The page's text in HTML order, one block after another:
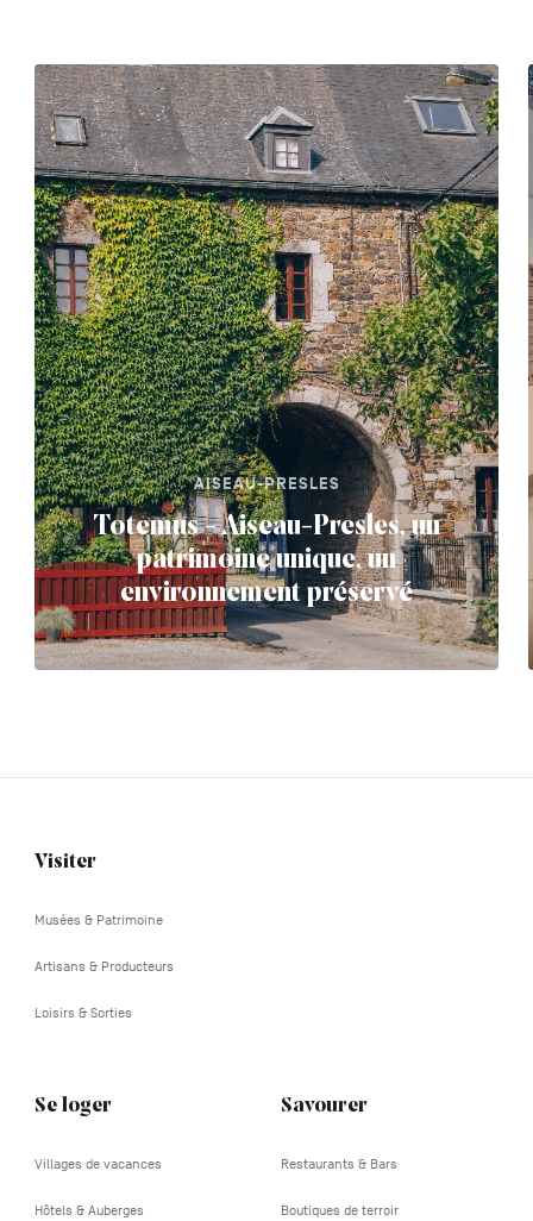
AISEAU-PRESLES
Totemus - Aiseau-Presles, un
patrimoine unique, un
environnement préservé
Navigation
Visiter
Musées & Patrimoine
Artisans & Producteurs
Loisirs & Sorties
Se loger
Villages de vacances
Hôtels & Auberges
Savourer
Restaurants & Bars
Boutiques de terroir